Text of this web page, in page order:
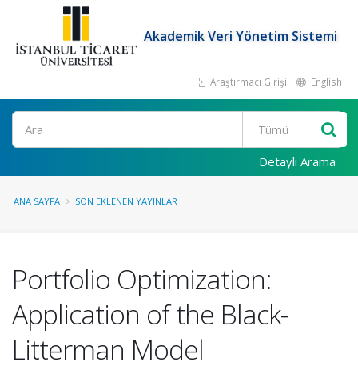
Akademik Veri Yönetim Sistemi
Araştırmacı Girişi English
Ara
Detaylı Arama
ANA SAYFA SON EKLENEN YAYINLAR
Portfolio Optimization:
Application of the Black-
Litterman Model